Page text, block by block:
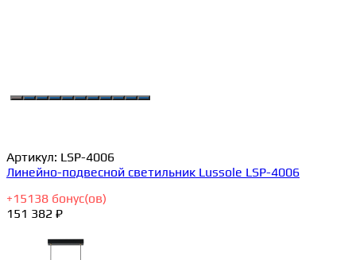
Артикул: LSP-4006
Линейно-подвесной светильник Lussole LSP-4006
+15138 бонус(ов)
151 382 ₽